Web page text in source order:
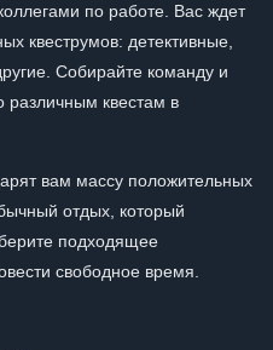
по работе. Вас ждет
квеструмов: детективные,
Собирайте команду и
различным квестам в
вам массу положительных
отдых, который
подходящее
свободное время.